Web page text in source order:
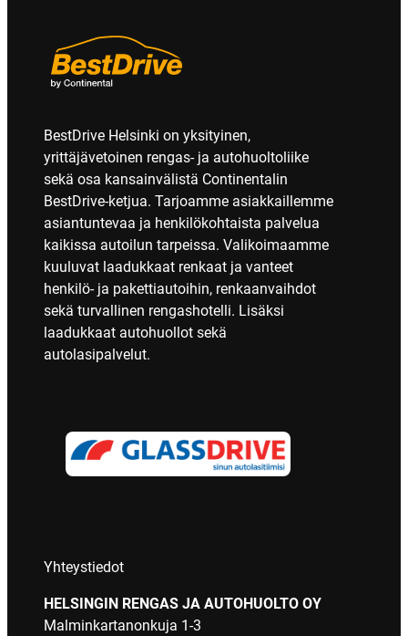
BestDrive Helsinki on yksityinen,
yrittäjävetoinen rengas- ja autohuoltoliike
sekä osa kansainvälistä Continentalin
BestDrive-ketjua. Tarjoamme asiakkaillemme
asiantuntevaa ja henkilökohtaista palvelua
kaikissa autoilun tarpeissa. Valikoimaamme
kuuluvat laadukkaat renkaat ja vanteet
henkilö- ja pakettiautoihin, renkaanvaihdot
sekä turvallinen rengashotelli. Lisäksi
laadukkaat autohuollot sekä
autolasipalvelut.
Yhteystiedot
HELSINGIN RENGAS JA AUTOHUOLTO OY
Malminkartanonkuja 1-3